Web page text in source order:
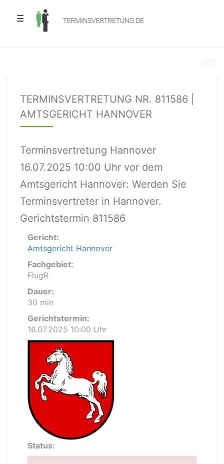
☰
TERMINSVERTRETUNG NR. 811586 |
AMTSGERICHT HANNOVER
Terminsvertretung Hannover
16.07.2025 10:00 Uhr vor dem
Amtsgericht Hannover: Werden Sie
Terminsvertreter in Hannover.
Gerichtstermin 811586
Gericht:
Amtsgericht Hannover
Fachgebiet:
FlugR
Dauer:
30 min
Gerichtstermin:
16.07.2025 10:00 Uhr
Status: